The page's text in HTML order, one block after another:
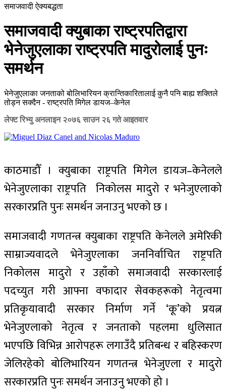
समाजवादी ऐक्यबद्धता
समाजवादी क्युबाका राष्ट्रपतिद्वारा
भेनेजुएलाका राष्ट्रपति मादुरोलाई पुनः
समर्थन
भेनेजुएलाका जनताको बोलिभारियन क्रान्तिकारितालाई कुनै पनि बाह्य शक्तिले
तोड्न सक्दैन - राष्ट्रपति मिगेल डायज–केनेल
लेफ्ट रिभ्यु अनलाइन २०७६ साउन २६ गते आइतवार
काठमाडौँ । क्युबाका राष्ट्रपति मिगेल डायज–केनेलले
भेनेजुएलाका राष्ट्रपति निकोलस मादुरो र भनेजुएलाको
सरकारप्रति पुनः समर्थन जनाउनु भएको छ ।
समाजवादी गणतन्त्र क्युबाका राष्ट्रपति केनेलले अमेरिकी
साम्राज्यवादले भेनेजुएलाका जननिर्वाचित राष्ट्रपति
निकोलस मादुरो र उहाँको समाजवादी सरकारलाई
पदच्युत गरी आफ्ना वफादार सेवकहरूको नेतृत्वमा
प्रतिकृयावादी सरकार निर्माण गर्ने ‘कू’को प्रयत्न
भेनेजुएलाको नेतृत्व र जनताको पहलमा धुलिसात
भएपछि विभिन्न आरोपहरू लगाउँदै प्रतिबन्ध र बहिस्करण
जेलिरहेको बोलिभारियन गणतन्त्र भेनेजुएला र मादुरो
सरकारप्रति पुनः समर्थन जनाउनु भएको हो ।